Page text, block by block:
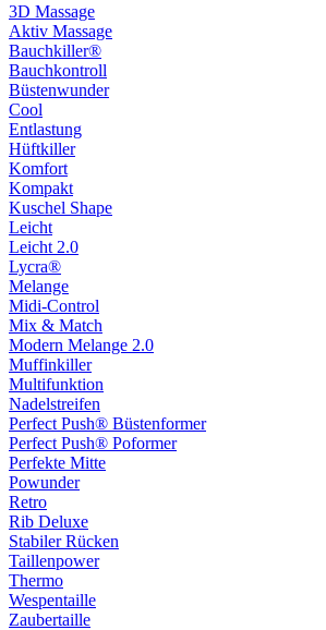
3D Massage
Aktiv Massage
Bauchkiller®
Bauchkontroll
Büstenwunder
Cool
Entlastung
Hüftkiller
Komfort
Kompakt
Kuschel Shape
Leicht
Leicht 2.0
Lycra®
Melange
Midi-Control
Mix & Match
Modern Melange 2.0
Muffinkiller
Multifunktion
Nadelstreifen
Perfect Push® Büstenformer
Perfect Push® Poformer
Perfekte Mitte
Powunder
Retro
Rib Deluxe
Stabiler Rücken
Taillenpower
Thermo
Wespentaille
Zaubertaille